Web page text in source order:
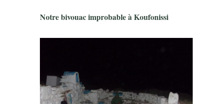
Notre bivouac improbable à Koufonissi